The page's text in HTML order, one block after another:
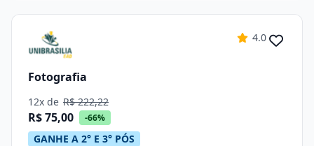
4.0
Fotografia
12x de R$ 222,22
R$ 75,00 -66%
GANHE A 2° E 3° PÓS